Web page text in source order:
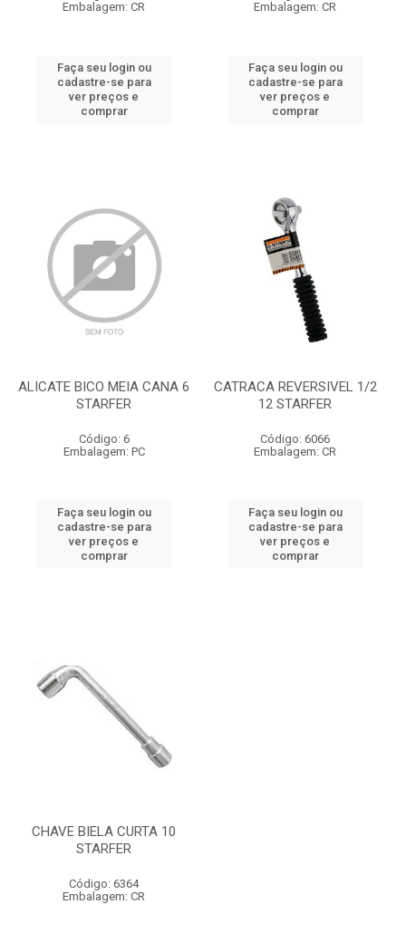
Embalagem: CR
Faça seu login ou
cadastre-se para
ver preços e
comprar
Embalagem: CR
Faça seu login ou
cadastre-se para
ver preços e
comprar
ALICATE BICO MEIA CANA 6
STARFER
Código: 6
Embalagem: PC
Faça seu login ou
cadastre-se para
ver preços e
comprar
CATRACA REVERSIVEL 1/2
12 STARFER
Código: 6066
Embalagem: CR
Faça seu login ou
cadastre-se para
ver preços e
comprar
CHAVE BIELA CURTA 10
STARFER
Código: 6364
Embalagem: CR